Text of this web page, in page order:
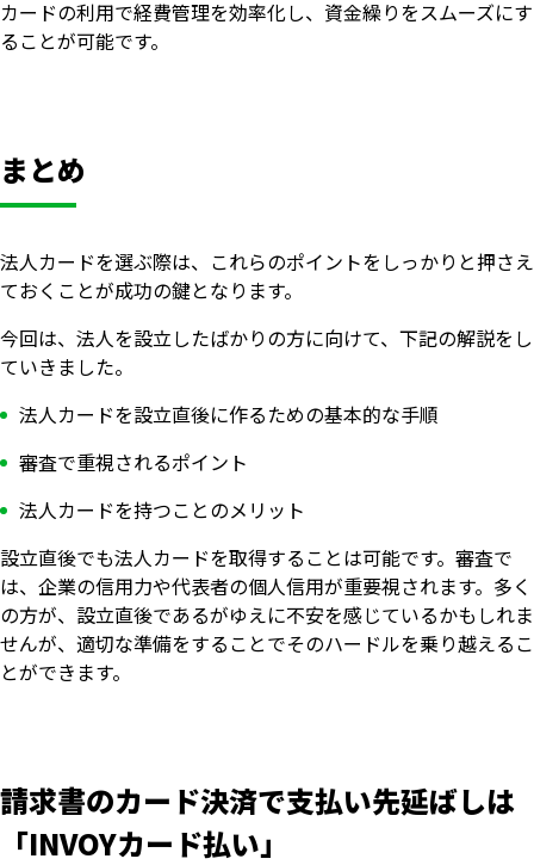
カードの利用で経費管理を効率化し、資金繰りをスムーズにす
ることが可能です。
まとめ
法人カードを選ぶ際は、これらのポイントをしっかりと押さえ
ておくことが成功の鍵となります。
今回は、法人を設立したばかりの方に向けて、下記の解説をし
ていきました。
法人カードを設立直後に作るための基本的な手順
審査で重視されるポイント
法人カードを持つことのメリット
設立直後でも法人カードを取得することは可能です。審査で
は、企業の信用力や代表者の個人信用が重要視されます。多く
の方が、設立直後であるがゆえに不安を感じているかもしれま
せんが、適切な準備をすることでそのハードルを乗り越えるこ
とができます。
請求書のカード決済で支払い先延ばしは
「INVOYカード払い」